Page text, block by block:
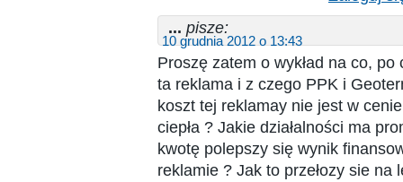
... pisze:
10 grudnia 2012 o 13:43
Proszę zatem o wykład na co,
ta reklama i z czego PPK i
koszt tej reklamay nie jest w
ciepła ? Jakie działalności ma
kwotę polepszy się wynik
reklamie ? Jak to przełozy sie na